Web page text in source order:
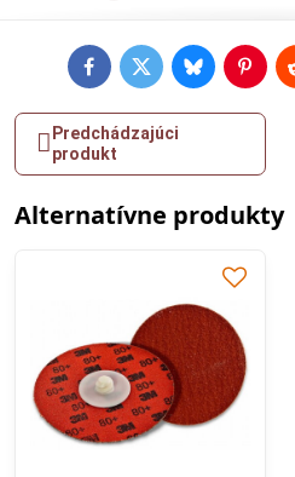
FacebookTwitterBluesky
Predchádzajúci
produkt
Alternatívne produkty